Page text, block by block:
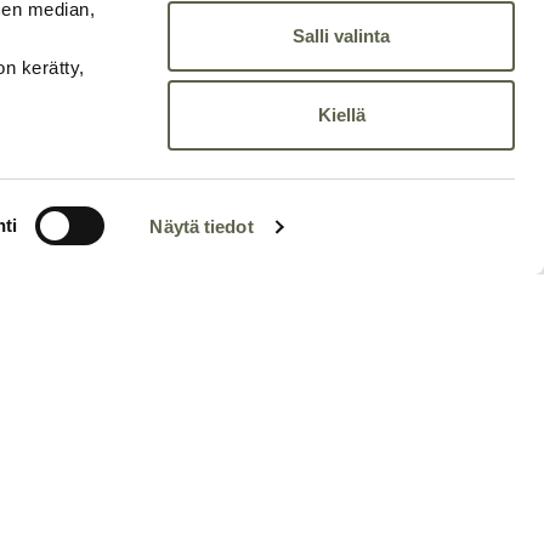
median,
kerätty,
Näytä tiedot
Salli valinta
Kiellä